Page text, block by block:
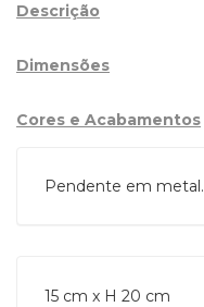
Descrição
Dimensões
Cores e Acabamentos
Pendente em metal.
15 cm x H 20 cm